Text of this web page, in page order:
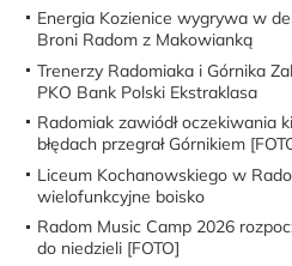
Energia Kozienice wygrywa w
Broni Radom z Makowianką
Trenerzy Radomiaka i Górnika
PKO Bank Polski Ekstraklasa
Radomiak zawiódł oczekiwania
błędach przegrał Górnikiem
Liceum Kochanowskiego w
wielofunkcyjne boisko
Radom Music Camp 2026
do niedzieli [FOTO]